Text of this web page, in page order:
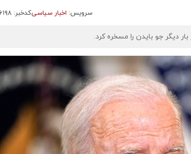
سرویس: اخبار سیاسیکدخبر: ۷۸۶۱۹۸
دیگر جو بایدن را مسخره کرد.